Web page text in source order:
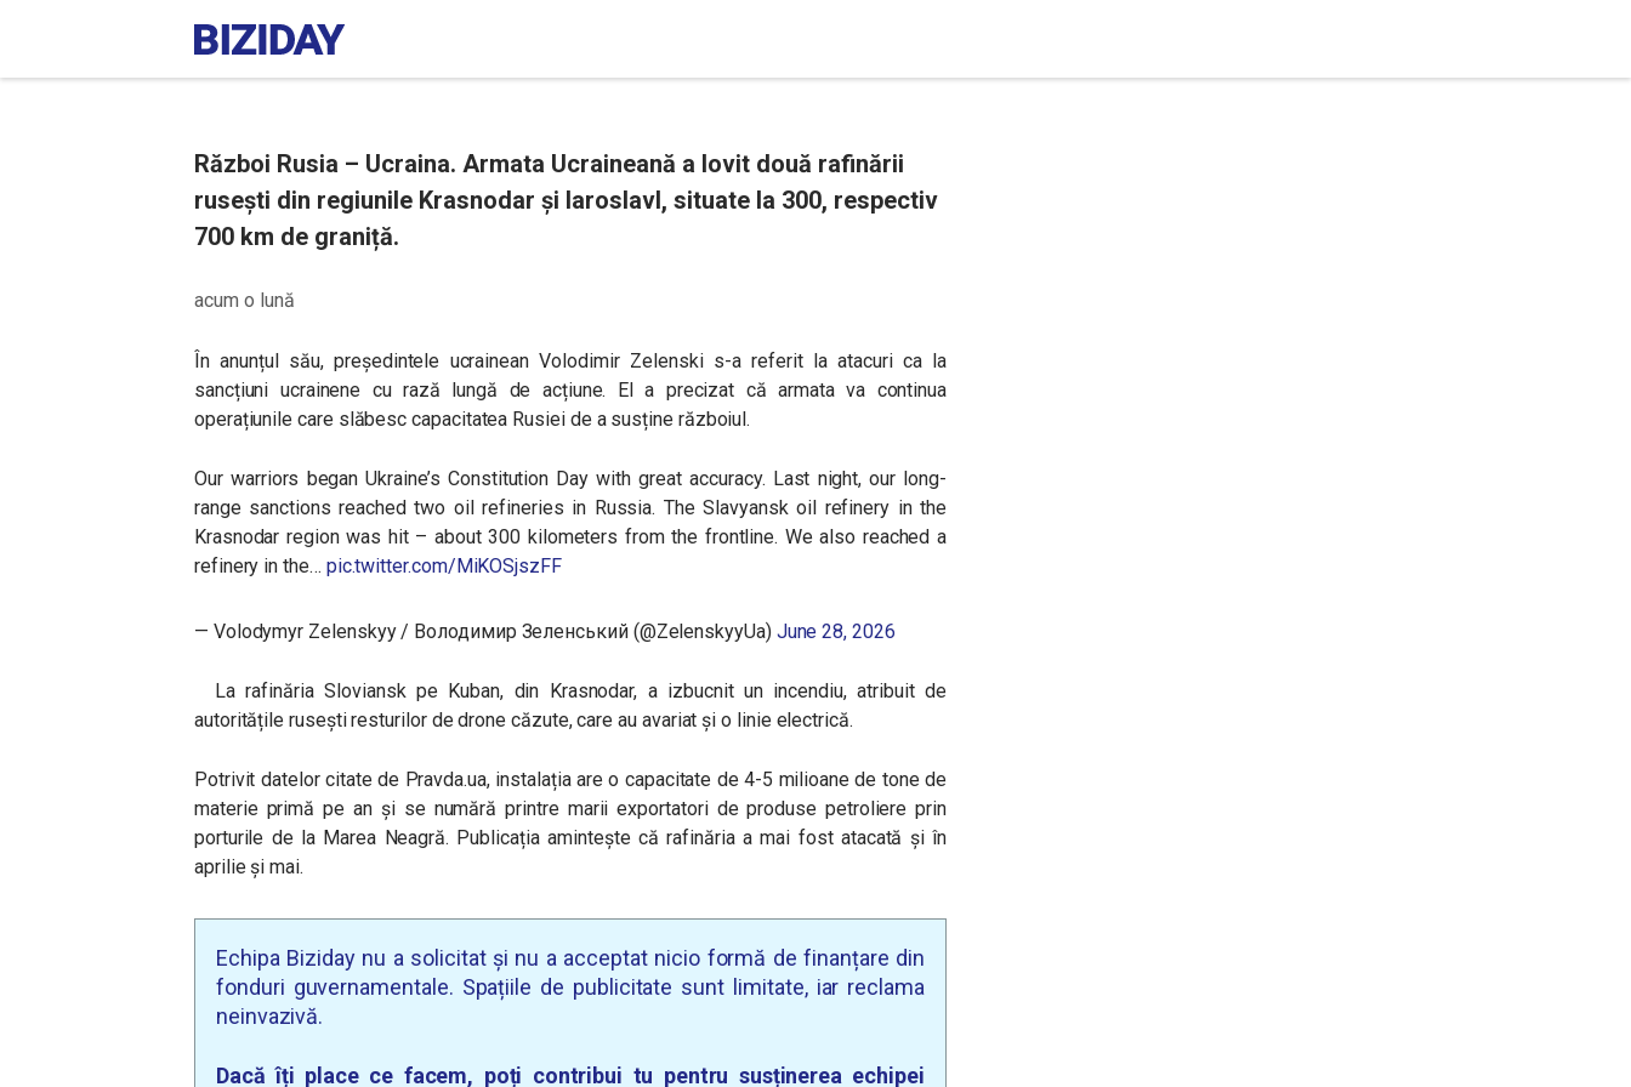
Război Rusia – Ucraina. Armata Ucraineană a lovit două rafinării
rusești din regiunile Krasnodar și Iaroslavl, situate la 300, respectiv
700 km de graniță.
acum o lună
În anunțul său, președintele ucrainean Volodimir Zelenski s-a referit la atacuri ca la
sancțiuni ucrainene cu rază lungă de acțiune. El a precizat că armata va continua
operațiunile care slăbesc capacitatea Rusiei de a susține războiul.
Our warriors began Ukraine’s Constitution Day with great accuracy. Last night, our long-
range sanctions reached two oil refineries in Russia. The Slavyansk oil refinery in the
Krasnodar region was hit – about 300 kilometers from the frontline. We also reached a
refinery in the… pic.twitter.com/MiKOSjszFF
— Volodymyr Zelenskyy / Володимир Зеленський (@ZelenskyyUa) June 28, 2026
La rafinăria Sloviansk pe Kuban, din Krasnodar, a izbucnit un incendiu, atribuit de
autoritățile rusești resturilor de drone căzute, care au avariat și o linie electrică.
Potrivit datelor citate de Pravda.ua, instalația are o capacitate de 4-5 milioane de tone de
materie primă pe an și se numără printre marii exportatori de produse petroliere prin
porturile de la Marea Neagră. Publicația amintește că rafinăria a mai fost atacată și în
aprilie și mai.
Echipa Biziday nu a solicitat și nu a acceptat nicio formă de finanțare din
fonduri guvernamentale. Spațiile de publicitate sunt limitate, iar reclama
neinvazivă.
Dacă îți place ce facem, poți contribui tu pentru susținerea echipei